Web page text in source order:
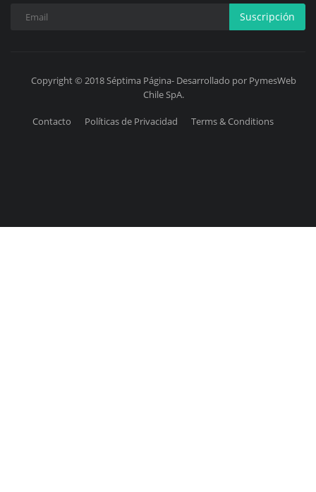
Suscripción
Copyright © 2018 Séptima Página- Desarrollado por PymesWeb
Chile SpA.
Contacto Políticas de Privacidad Terms & Conditions